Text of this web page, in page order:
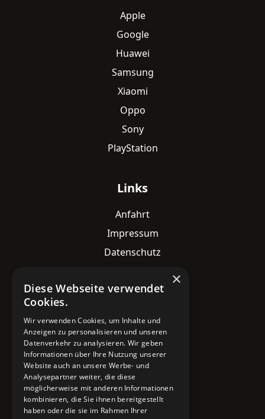
Apple
Google
Huawei
Samsung
Xiaomi
Oppo
Sony
PlayStation
Links
Anfahrt
Impressum
Datenschutz
Kontaktdaten
Lavesstraße 82
30159 Hannover
Email
info@mobile-4you.de
Telefon
×
Diese Webseite verwendet
Cookies.
Wir verwenden Cookies, um Inhalte und
Anzeigen zu personalisieren und unseren
Datenverkehr zu analysieren. Wir geben
Informationen über Ihre Nutzung unserer
Website auch an unsere Werbe- und
Analysepartner weiter, die diese
möglicherweise mit anderen Informationen
kombinieren, die Sie ihnen bereitgestellt
haben oder die sie im Rahmen Ihrer